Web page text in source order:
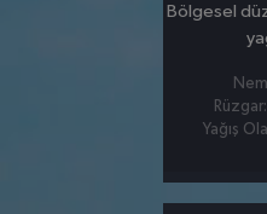
Bölgesel
Yağış